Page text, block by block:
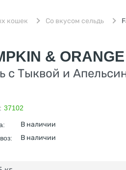
кошек Со вкусом сельдь
& ORANGE
Тыквой и
37102
В наличии
В наличии